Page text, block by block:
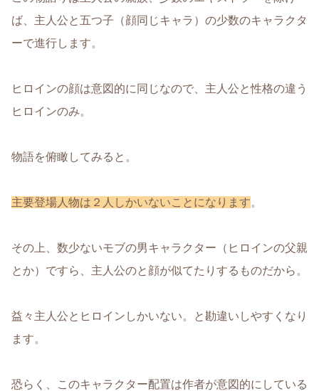
ば、主人公と五つ子（顔同じキャラ）の少数のキャラクタ
ーで進行します。
ヒロインの顔は意図的に同じなので、主人公と性格の違う
ヒロインのみ。
物語を俯瞰してみると。
主要登場人物は２人しかいないことになります。
その上、数少ないモブの男キャラクター（ヒロインの父親
とか）ですら、主人公のと顔が似てたりするものだから。
益々主人公とヒロインしかいない。と勘違いしやすくなり
ます。
恐らく、このキャラクター配置は作者が意図的にしている